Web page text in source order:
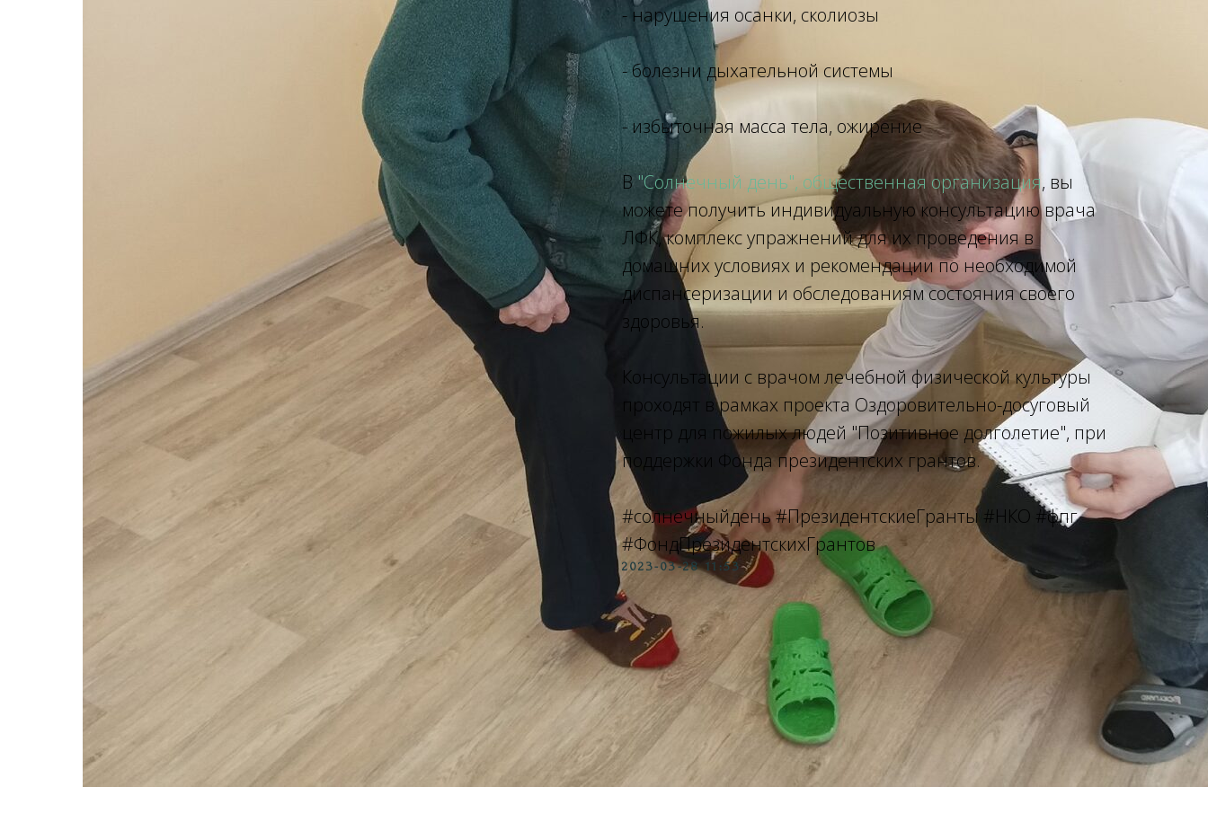
- нарушения осанки, сколиозы
- болезни дыхательной системы
- избыточная масса тела, ожирение
В "Солнечный день", общественная организация, вы
можете получить индивидуальную консультацию врача
ЛФК, комплекс упражнений для их проведения в
домашних условиях и рекомендации по необходимой
диспансеризации и обследованиям состояния своего
здоровья.
Консультации с врачом лечебной физической культуры
проходят в рамках проекта Оздоровительно-досуговый
центр для пожилых людей "Позитивное долголетие", при
поддержки Фонда президентских грантов.
#солнечныйдень#ПрезидентскиеГранты #НКО #фпг
#ФондПрезидентскихГрантов
2023-03-28 11:53